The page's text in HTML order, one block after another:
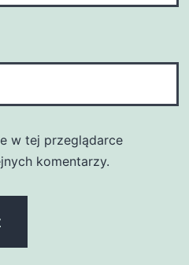
w tej przeglądarce
komentarzy.